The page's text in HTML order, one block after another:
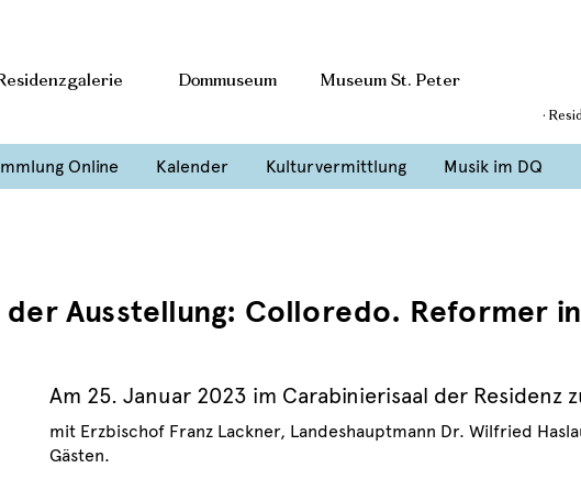
Dommuseum Museum St. Peter
·
Online Kalender Kulturvermittlung Musik im DQ
Ausstellung: Colloredo. Reformer
Am 25. Januar 2023 im Carabinierisaal der Residenz
mit Erzbischof Franz Lackner, Landeshauptmann Dr. Wilfried
Gästen.